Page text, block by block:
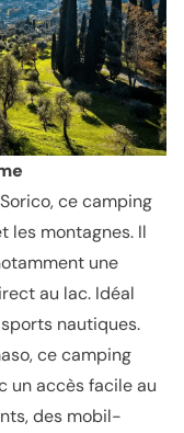
ce camping
les montagnes. Il
une
au lac. Idéal
nautiques.
ce camping
un accès facile au
des mobil-